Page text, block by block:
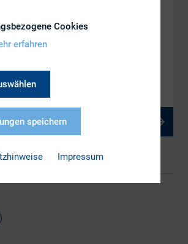
are the costs for the European
and how to identify Opportunities
Cookies
erfahren
speichern
Impressum